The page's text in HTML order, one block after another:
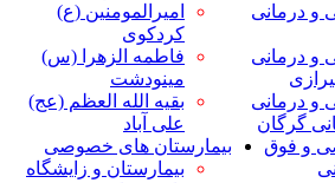
امیرالمومنین (ع)
فاطمه الزهرا (س)
بقیه الله العظم (عج)
علی آباد
بیمارستان های خصوصی
بیمارستان و زایشگاه